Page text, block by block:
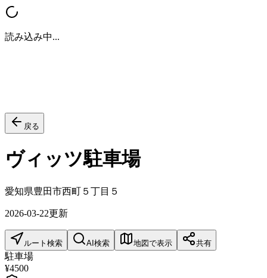
読み込み中...
戻る
ヴィッツ駐車場
愛知県豊田市西町５丁目５
2026-03-22更新
ルート検索 AI検索 地図で表示 共有
駐車場
¥4500